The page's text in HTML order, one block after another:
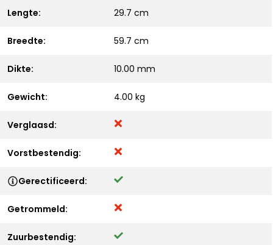
Lengte: 29.7 cm
Breedte: 59.7 cm
Dikte: 10.00 mm
Gewicht: 4.00 kg
Verglaasd:
Vorstbestendig:
Gerectificeerd:
Getrommeld:
Zuurbestendig: